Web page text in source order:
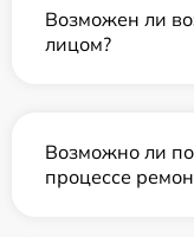
Возможен ли
лицом?
Возможно ли
процессе